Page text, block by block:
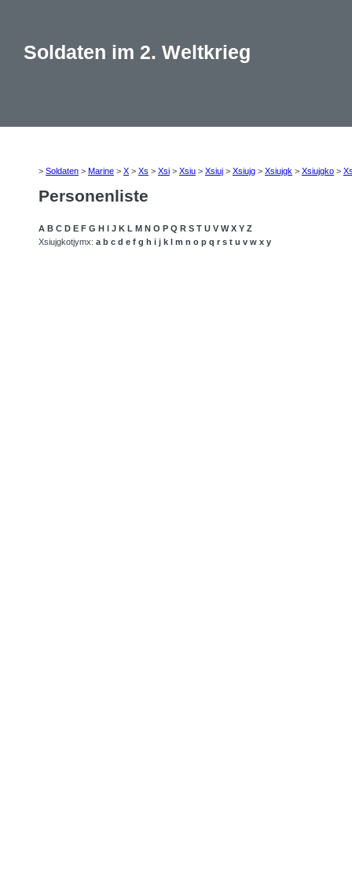
Soldaten im 2. Weltkrieg
> Soldaten > Marine > X > Xs > Xsi > Xsiu > Xsiuj > Xsiujg > Xsiujgk > Xsiujgko >
Personenliste
A B C D E F G H I J K L M N O P Q R S T U V W X Y Z
Xsiujgkotjymx: a b c d e f g h i j k l m n o p q r s t u v w x y